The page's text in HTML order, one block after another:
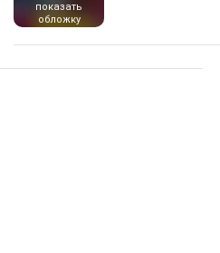
показать
обложку